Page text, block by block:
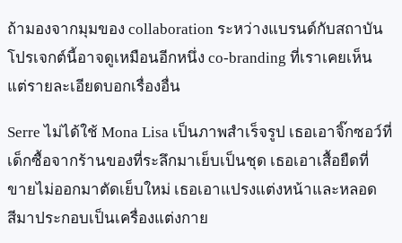
ถ้ามองจากมุมของ collaboration ระหว่างแบรนด์กับสถาบัน
โปรเจกต์นี้อาจดูเหมือนอีกหนึ่ง co-branding ที่เราเคยเห็น
แต่รายละเอียดบอกเรื่องอื่น
Serre ไม่ได้ใช้ Mona Lisa เป็นภาพสำเร็จรูป เธอเอาจิ๊กซอว์ที่
เด็กซื้อจากร้านของที่ระลึกมาเย็บเป็นชุด เธอเอาเสื้อยืดที่
ขายไม่ออกมาตัดเย็บใหม่ เธอเอาแปรงแต่งหน้าและหลอด
สีมาประกอบเป็นเครื่องแต่งกาย